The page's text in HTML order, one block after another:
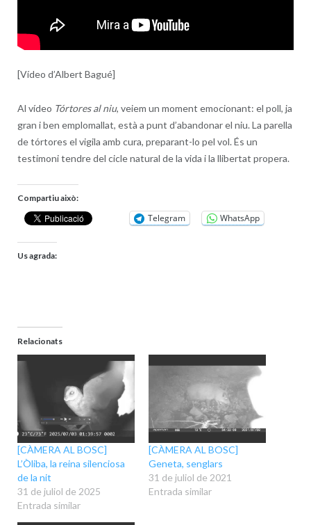
[Vídeo d’Albert Bagué]
Al vídeo Tórtores al niu, veiem un moment emocionant: el poll, ja
gran i ben emplomallat, està a punt d’abandonar el niu. La parella
de tórtores el vigila amb cura, preparant-lo pel vol. És un
testimoni tendre del cicle natural de la vida i la llibertat propera.
Compartiu això:
Telegram WhatsApp
Us agrada:
Relacionats
[CÀMERA AL BOSC]
L’Òliba, la reina silenciosa
de la nit
31 de juliol de 2025
Entrada similar
[CÀMERA AL BOSC]
Geneta, senglars
31 de juliol de 2021
Entrada similar